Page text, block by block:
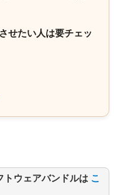
せたい人は要チェッ
トウェアバンドルは こ